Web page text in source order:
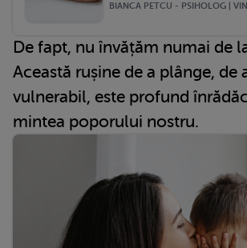
BIANCA PETCU - PSIHOLOG |
De fapt, nu învățăm numai de
Această rușine de a plânge, de
vulnerabil, este profund
mintea poporului nostru.